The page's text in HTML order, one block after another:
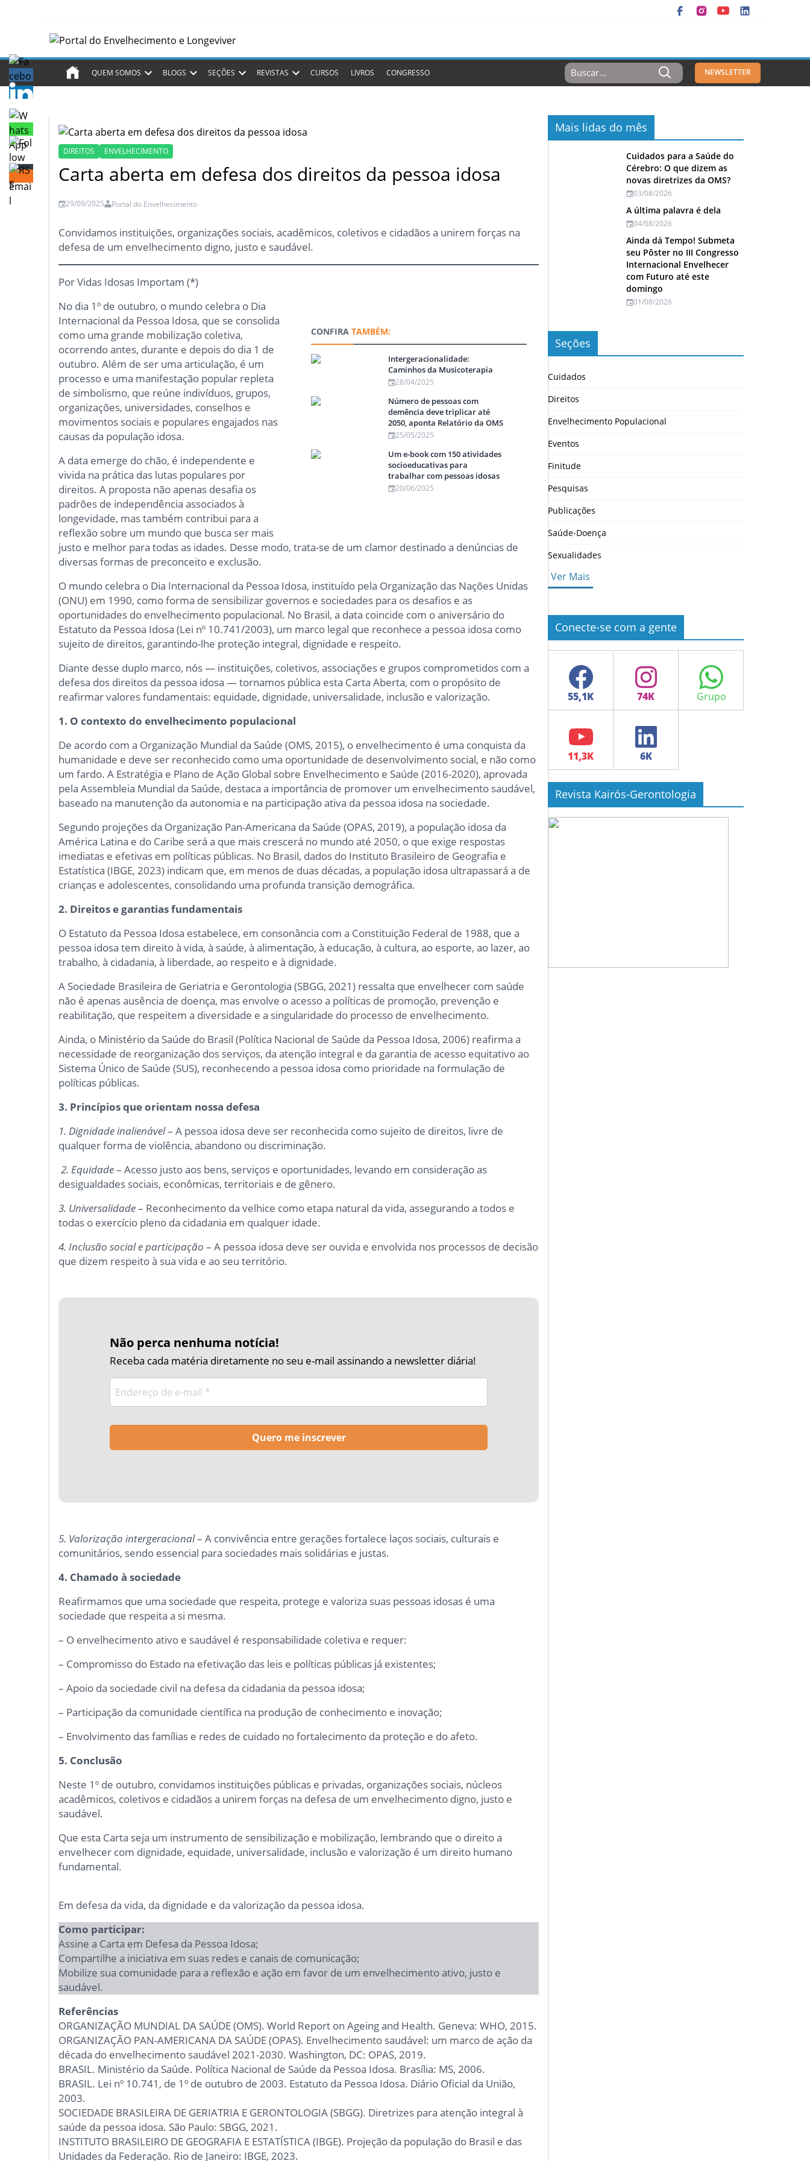
QUEM SOMOS BLOGS SEÇÕES REVISTAS CURSOS LIVROS CONGRESSO
Resultados
Para:
NEWSLETTER
DIREITOS ENVELHECIMENTO
Carta aberta em defesa dos direitos da pessoa idosa
29/09/2025 Portal do Envelhecimento
Convidamos instituições, organizações sociais, acadêmicos, coletivos e cidadãos a unirem forças na
defesa de um envelhecimento digno, justo e saudável.
Por Vidas Idosas Importam (*)
CONFIRATAMBÉM:
Intergeracionalidade:
Caminhos da Musicoterapia
28/04/2025
Número de pessoas com
demência deve triplicar até
2050, aponta Relatório da OMS
25/05/2025
Um e-book com 150 atividades
socioeducativas para
trabalhar com pessoas idosas
20/06/2025
No dia 1º de outubro, o mundo celebra o Dia
Internacional da Pessoa Idosa, que se consolida
como uma grande mobilização coletiva,
ocorrendo antes, durante e depois do dia 1 de
outubro. Além de ser uma articulação, é um
processo e uma manifestação popular repleta
de simbolismo, que reúne indivíduos, grupos,
organizações, universidades, conselhos e
movimentos sociais e populares engajados nas
causas da população idosa.
A data emerge do chão, é independente e
vivida na prática das lutas populares por
direitos. A proposta não apenas desafia os
padrões de independência associados à
longevidade, mas também contribui para a
reflexão sobre um mundo que busca ser mais
justo e melhor para todas as idades. Desse modo, trata-se de um clamor destinado a denúncias de
diversas formas de preconceito e exclusão.
O mundo celebra o Dia Internacional da Pessoa Idosa, instituído pela Organização das Nações Unidas
(ONU) em 1990, como forma de sensibilizar governos e sociedades para os desafios e as
oportunidades do envelhecimento populacional. No Brasil, a data coincide com o aniversário do
Estatuto da Pessoa Idosa (Lei nº 10.741/2003), um marco legal que reconhece a pessoa idosa como
sujeito de direitos, garantindo-lhe proteção integral, dignidade e respeito.
Diante desse duplo marco, nós — instituições, coletivos, associações e grupos comprometidos com a
defesa dos direitos da pessoa idosa — tornamos pública esta Carta Aberta, com o propósito de
reafirmar valores fundamentais: equidade, dignidade, universalidade, inclusão e valorização.
1. O contexto do envelhecimento populacional
De acordo com a Organização Mundial da Saúde (OMS, 2015), o envelhecimento é uma conquista da
humanidade e deve ser reconhecido como uma oportunidade de desenvolvimento social, e não como
um fardo. A Estratégia e Plano de Ação Global sobre Envelhecimento e Saúde (2016-2020), aprovada
pela Assembleia Mundial da Saúde, destaca a importância de promover um envelhecimento saudável,
baseado na manutenção da autonomia e na participação ativa da pessoa idosa na sociedade.
Segundo projeções da Organização Pan-Americana da Saúde (OPAS, 2019), a população idosa da
América Latina e do Caribe será a que mais crescerá no mundo até 2050, o que exige respostas
imediatas e efetivas em políticas públicas. No Brasil, dados do Instituto Brasileiro de Geografia e
Estatística (IBGE, 2023) indicam que, em menos de duas décadas, a população idosa ultrapassará a de
crianças e adolescentes, consolidando uma profunda transição demográfica.
2. Direitos e garantias fundamentais
O Estatuto da Pessoa Idosa estabelece, em consonância com a Constituição Federal de 1988, que a
pessoa idosa tem direito à vida, à saúde, à alimentação, à educação, à cultura, ao esporte, ao lazer, ao
trabalho, à cidadania, à liberdade, ao respeito e à dignidade.
A Sociedade Brasileira de Geriatria e Gerontologia (SBGG, 2021) ressalta que envelhecer com saúde
não é apenas ausência de doença, mas envolve o acesso a políticas de promoção, prevenção e
reabilitação, que respeitem a diversidade e a singularidade do processo de envelhecimento.
Ainda, o Ministério da Saúde do Brasil (Política Nacional de Saúde da Pessoa Idosa, 2006) reafirma a
necessidade de reorganização dos serviços, da atenção integral e da garantia de acesso equitativo ao
Sistema Único de Saúde (SUS), reconhecendo a pessoa idosa como prioridade na formulação de
políticas públicas.
3. Princípios que orientam nossa defesa
1. Dignidade inalienável– A pessoa idosa deve ser reconhecida como sujeito de direitos, livre de
qualquer forma de violência, abandono ou discriminação.
2. Equidade– Acesso justo aos bens, serviços e oportunidades, levando em consideração as
desigualdades sociais, econômicas, territoriais e de gênero.
3. Universalidade– Reconhecimento da velhice como etapa natural da vida, assegurando a todos e
todas o exercício pleno da cidadania em qualquer idade.
4. Inclusão social e participação – A pessoa idosa deve ser ouvida e envolvida nos processos de decisão
que dizem respeito à sua vida e ao seu território.
Não perca nenhuma notícia!
Receba cada matéria diretamente no seu e-mail assinando a newsletter diária!
5. Valorização intergeracional– A convivência entre gerações fortalece laços sociais, culturais e
comunitários, sendo essencial para sociedades mais solidárias e justas.
4. Chamado à sociedade
Reafirmamos que uma sociedade que respeita, protege e valoriza suas pessoas idosas é uma
sociedade que respeita a si mesma.
– O envelhecimento ativo e saudável é responsabilidade coletiva e requer:
– Compromisso do Estado na efetivação das leis e políticas públicas já existentes;
– Apoio da sociedade civil na defesa da cidadania da pessoa idosa;
– Participação da comunidade científica na produção de conhecimento e inovação;
– Envolvimento das famílias e redes de cuidado no fortalecimento da proteção e do afeto.
5. Conclusão
Neste 1º de outubro, convidamos instituições públicas e privadas, organizações sociais, núcleos
acadêmicos, coletivos e cidadãos a unirem forças na defesa de um envelhecimento digno, justo e
saudável.
Que esta Carta seja um instrumento de sensibilização e mobilização, lembrando que o direito a
envelhecer com dignidade, equidade, universalidade, inclusão e valorização é um direito humano
fundamental.
Em defesa da vida, da dignidade e da valorização da pessoa idosa.
Como participar:
Assine a Carta em Defesa da Pessoa Idosa;
Compartilhe a iniciativa em suas redes e canais de comunicação;
Mobilize sua comunidade para a reflexão e ação em favor de um envelhecimento ativo, justo e
saudável.
Referências
ORGANIZAÇÃO MUNDIAL DA SAÚDE (OMS). World Report on Ageing and Health. Geneva: WHO, 2015.
ORGANIZAÇÃO PAN-AMERICANA DA SAÚDE (OPAS). Envelhecimento saudável: um marco de ação da
década do envelhecimento saudável 2021-2030. Washington, DC: OPAS, 2019.
BRASIL. Ministério da Saúde. Política Nacional de Saúde da Pessoa Idosa. Brasília: MS, 2006.
BRASIL. Lei nº 10.741, de 1º de outubro de 2003. Estatuto da Pessoa Idosa. Diário Oficial da União,
2003.
SOCIEDADE BRASILEIRA DE GERIATRIA E GERONTOLOGIA (SBGG). Diretrizes para atenção integral à
saúde da pessoa idosa. São Paulo: SBGG, 2021.
INSTITUTO BRASILEIRO DE GEOGRAFIA E ESTATÍSTICA (IBGE). Projeção da população do Brasil e das
Unidades da Federação. Rio de Janeiro: IBGE, 2023.
Mais lidas do mês
Cuidados para a Saúde do
Cérebro: O que dizem as
novas diretrizes da OMS?
03/08/2026
A última palavra é dela
04/08/2026
Ainda dá Tempo! Submeta
seu Pôster no III Congresso
Internacional Envelhecer
com Futuro até este
domingo
01/08/2026
Seções
Cuidados
Direitos
Envelhecimento Populacional
Eventos
Finitude
Pesquisas
Publicações
Saúde-Doença
Sexualidades
Ver Mais
Conecte-se com a gente
Facebook Instagram WhatsApp
YouTube LinkedIn
Revista Kairós-Gerontologia